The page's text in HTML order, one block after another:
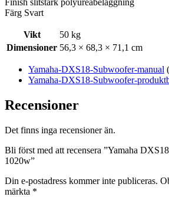
Färg Svart
Vikt
50 kg
Dimensioner 56,3 × 68,3 × 71,1 cm
Yamaha-DXS18-Subwoofer-manual
Yamaha-DXS18-Subwoofer-
Recensioner
Det finns inga recensioner än.
Bli först med att recensera ”Yamaha
1020w”
Din e-postadress kommer inte publiceras.
märkta *